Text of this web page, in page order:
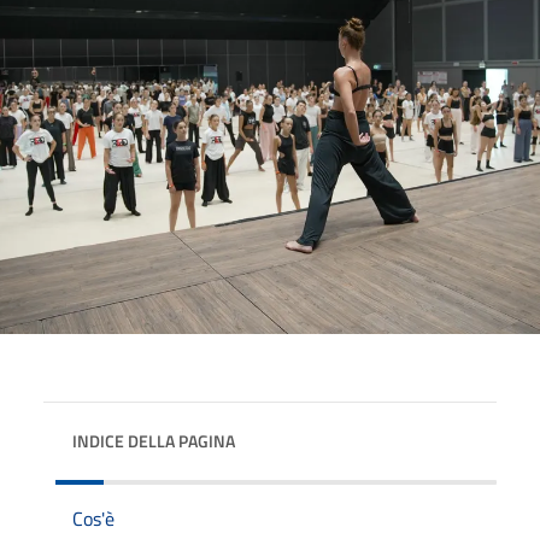
INDICE DELLA PAGINA
Cos'è